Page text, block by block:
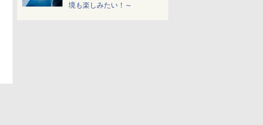
境も楽しみたい！～